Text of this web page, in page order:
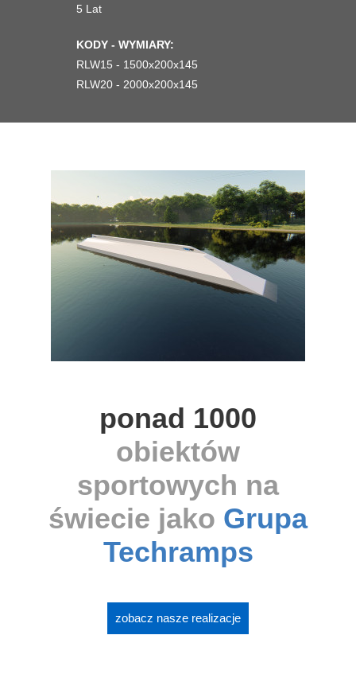
5 Lat
KODY - WYMIARY:
RLW15 - 1500x200x145
RLW20 - 2000x200x145
ponad 1000
obiektów
sportowych na
świecie jako Grupa
Techramps
zobacz nasze realizacje